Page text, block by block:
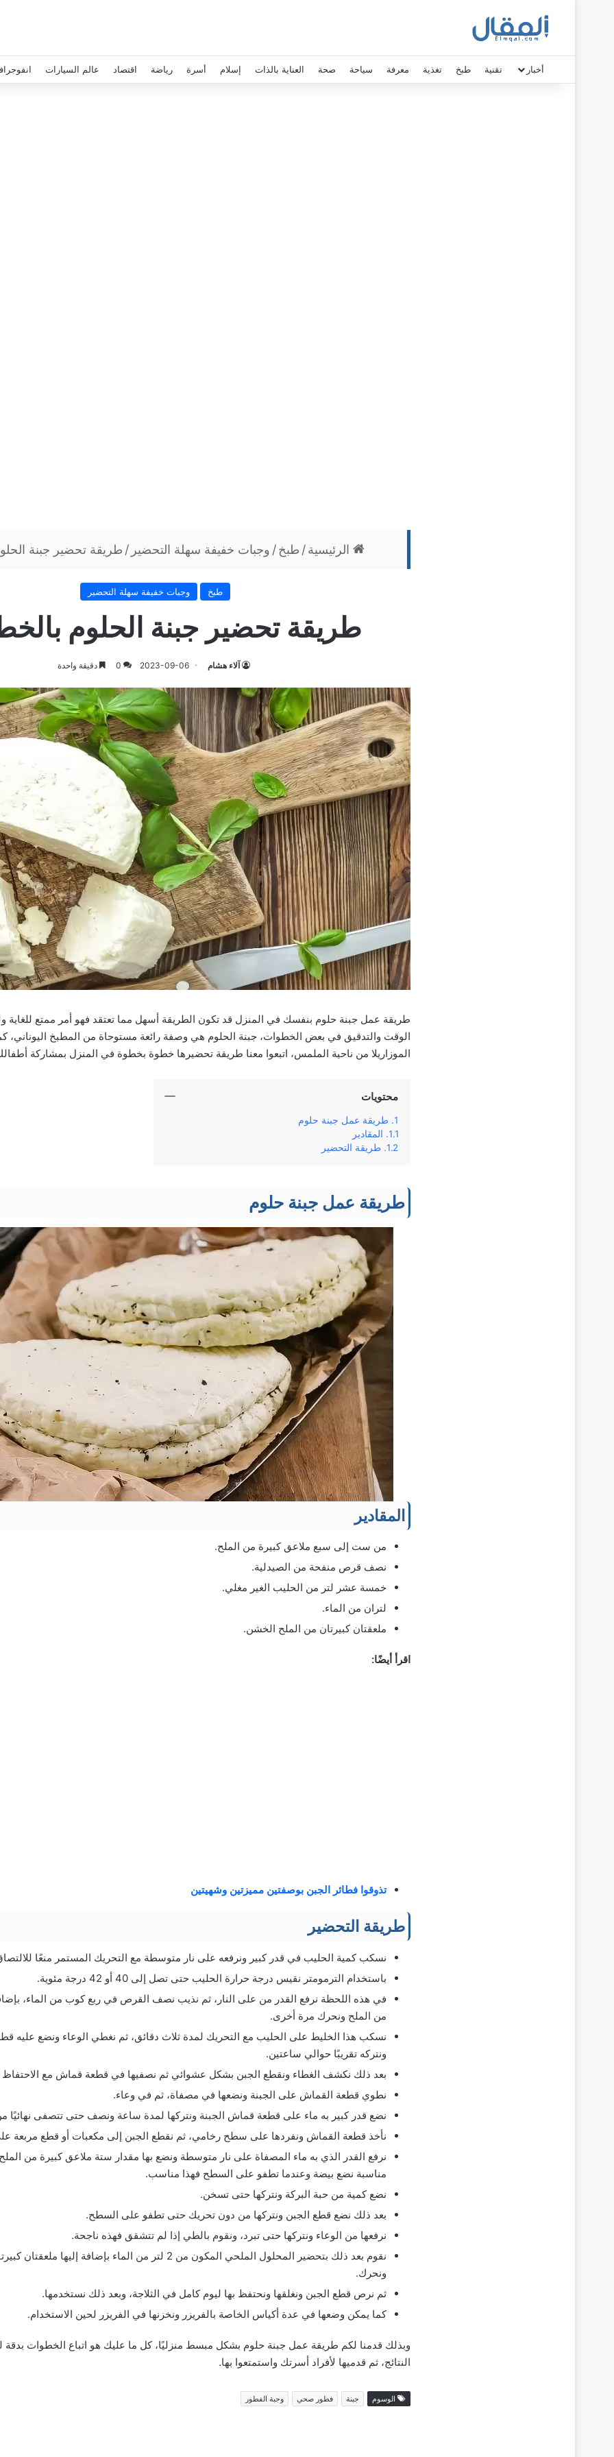
أخبار تقنية طبخ تغذية معرفة سياحة صحة العناية بالذات إسلام أسرة رياضة اقتصاد عالم السيارات
الرئيسية/ طبخ/ وجبات خفيفة سهلة التحضير / طریقة تحضير جبنة
طبخ وجبات خفيفة سهلة التحضير
طریقة تحضير جبنة الحلوم
آلاء هشام 2023-09-06
0 دقيقة واحدة
طریقة عمل جبنة حلوم بنفسك في المنزل قد تكون الطريقة أسهل مما تعتقد فهو أمر ممتع للغاية
الوقت والتدقيق في بعض الخطوات، جبنة الحلوم هي وصفة رائعة مستوحاة من المطبخ اليوناني،
الموزاريلا من ناحية الملمس، اتبعوا معنا طريقة تحضيرها خطوة بخطوة في المنزل بمشاركة
محتويات
طریقة عمل جبنة حلوم
المقادير
طریقة التحضير
طریقة عمل جبنة حلوم
المقادير
من ست إلى سبع ملاعق كبيرة من الملح.
نصف قرص منفحة من الصيدلية.
خمسة عشر لتر من الحليب الغير مغلي.
لتران من الماء.
ملعقتان كبيرتان من الملح الخشن.
اقرأ أيضًا:
تذوقوا فطائر الجبن بوصفتين مميزتين وشهيتين
طریقة التحضير
نسكب كمية الحليب في قدر كبير ونرفعه على نار متوسطة مع التحريك المستمر منعًا
باستخدام الترمومتر نقيس درجة حرارة الحليب حتى تصل إلى 40 أو 42 درجة مئوية.
في هذه اللحظة نرفع القدر من على النار، ثم نذيب نصف القرص في ربع كوب من الماء،
من الملح ونحرك مرة أخرى.
نسكب هذا الخليط على الحليب مع التحريك لمدة ثلاث دقائق، ثم نغطي الوعاء ونضع عليه
ونتركه تقريبًا حوالي ساعتين.
بعد ذلك نكشف الغطاء ونقطع الجبن بشكل عشوائي ثم نصفيها في قطعة قماش مع الاحتفاظ
نطوي قطعة القماش على الجبنة ونضعها في مصفاة، ثم في وعاء.
نضع قدر كبير به ماء على قطعة قماش الجبنة ونتركها لمدة ساعة ونصف حتى تتصفى نهائيًا
نأخذ قطعة القماش ونفردها على سطح رخامي، ثم نقطع الجبن إلى مكعبات أو قطع مربعة
نرفع القدر الذي به ماء المصفاة على نار متوسطة ونضع بها مقدار ستة ملاعق كبيرة من
مناسبة نضع بيضة وعندما تطفو على السطح فهذا مناسب.
نضع كمية من حبة البركة ونتركها حتى تسخن.
بعد ذلك نضع قطع الجبن ونتركها من دون تحريك حتى تطفو على السطح.
نرفعها من الوعاء ونتركها حتى تبرد، ونقوم بالطي إذا لم تتشقق فهذه ناجحة.
نقوم بعد ذلك بتحضير المحلول الملحي المكون من 2 لتر من الماء بإضافة
ونحرك.
ثم نرص قطع الجبن ونغلقها ونحتفظ بها ليوم كامل في الثلاجة، وبعد ذلك نستخدمها.
كما يمكن وضعها في عدة أكياس الخاصة بالفريزر ونخزنها في الفريزر لحين الاستخدام.
وبذلك قدمنا لكم طریقة عمل جبنة حلوم بشكل مبسط منزليًا، كل ما عليك هو اتباع الخطوات
النتائج، ثم قدميها لأفراد أسرتك واستمتعوا بها.
الوسوم جبنة فطور صحي وجبة الفطور